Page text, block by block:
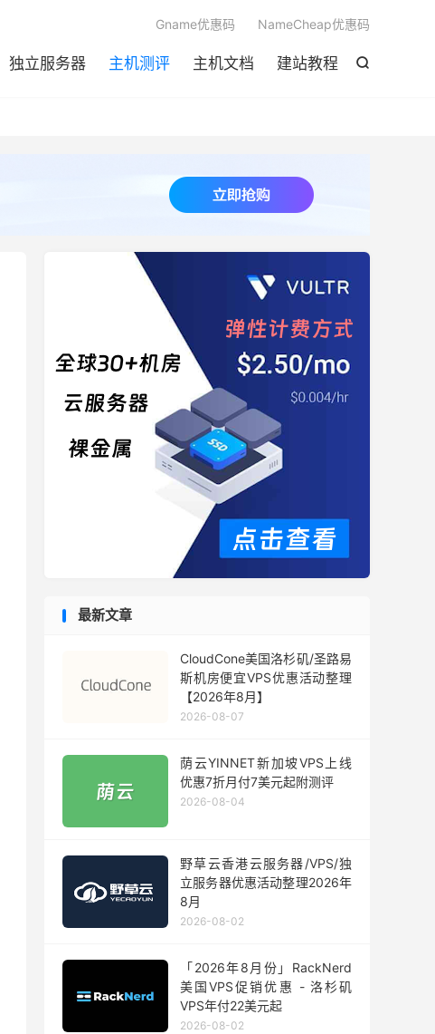

独立服务器 主机测评 主机文档 建站教程
Gname优惠码 NameCheap优惠码
最新文章
CloudCone美国洛杉矶/圣路易
斯机房便宜VPS优惠活动整理
【2026年8月】
2026-08-07
荫云YINNET新加坡VPS上线
优惠7折月付7美元起附测评
2026-08-04
野草云香港云服务器/VPS/独
立服务器优惠活动整理2026年
8月
2026-08-02
「2026年8月份」RackNerd
美国VPS促销优惠 - 洛杉矶
VPS年付22美元起
2026-08-02